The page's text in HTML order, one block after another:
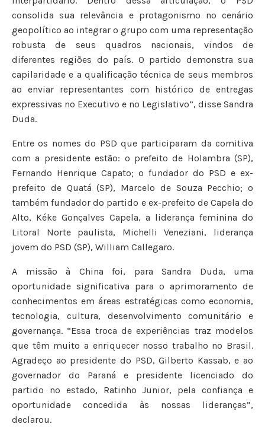
consolida sua relevância e protagonismo no cenário
geopolítico ao integrar o grupo com uma representação
robusta de seus quadros nacionais, vindos de
diferentes regiões do país. O partido demonstra sua
capilaridade e a qualificação técnica de seus membros
ao enviar representantes com histórico de entregas
expressivas no Executivo e no Legislativo”, disse Sandra
Duda.
Entre os nomes do PSD que participaram da comitiva
com a presidente estão: o prefeito de Holambra (SP),
Fernando Henrique Capato; o fundador do PSD e ex-
prefeito de Quatá (SP), Marcelo de Souza Pecchio; o
também fundador do partido e ex-prefeito de Capela do
Alto, Kéke Gonçalves Capela, a liderança feminina do
Litoral Norte paulista, Michelli Veneziani, liderança
jovem do PSD (SP), William Callegaro.
A missão à China foi, para Sandra Duda, uma
oportunidade significativa para o aprimoramento de
conhecimentos em áreas estratégicas como economia,
tecnologia, cultura, desenvolvimento comunitário e
governança. “Essa troca de experiências traz modelos
que têm muito a enriquecer nosso trabalho no Brasil.
Agradeço ao presidente do PSD, Gilberto Kassab, e ao
governador do Paraná e presidente licenciado do
partido no estado, Ratinho Junior, pela confiança e
oportunidade concedida às nossas lideranças”,
declarou.